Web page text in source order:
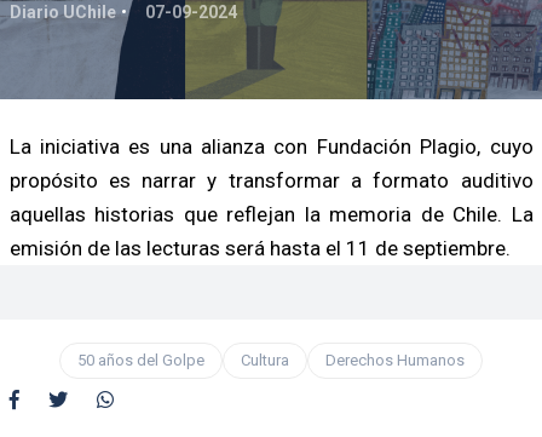
Diario UChile 07-09-2024
La iniciativa es una alianza con Fundación Plagio, cuyo
propósito es narrar y transformar a formato auditivo
aquellas historias que reflejan la memoria de Chile. La
emisión de las lecturas será hasta el 11 de septiembre.
50 años del Golpe Cultura Derechos Humanos